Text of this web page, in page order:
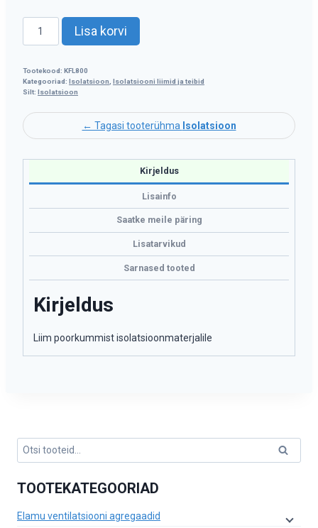
0,8L
kogus
Lisa korvi
Tootekood: KFL800
Kategooriad: Isolatsioon Isolatsiooni liimid ja teibid
Silt: Isolatsioon
← Tagasi tooterühma Isolatsioon
Kirjeldus
Lisainfo
Saatke meile päring
Lisatarvikud
Sarnased tooted
Kirjeldus
Liim poorkummist isolatsioonmaterjalile
Otsi:
Otsi
TOOTEKATEGOORIAD
Elamu ventilatsiooni agregaadid